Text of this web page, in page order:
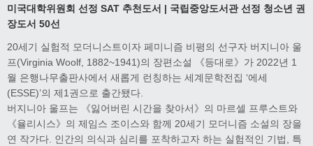
미국대학위원회 선정 SAT 추천도서 | 국립중앙도서관 선정 청소년 권
장도서 50선
20세기 실험적 모더니스트이자 페미니즘 비평의 선구자 버지니아 울
프(Virginia Woolf, 1882~1941)의 장편소설 《등대로》가 2022년 1
월 은행나무출판사에서 새롭게 런칭하는 세계문학전집 ‘에세
(ESSE)’의 제1권으로 출간됐다.
버지니아 울프는 《잃어버린 시간을 찾아서》의 마르셀 프루스트와
《율리시스》의 제임스 조이스와 함께 20세기 모더니즘 소설의 장을
연 작가다. 인간의 의식과 심리를 포착하고자 하는 실험적인 기법, 특